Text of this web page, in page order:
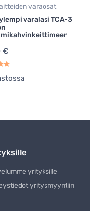
varaosat
varalasi TCA-3
€
yrityksille
yritysmyyntiin